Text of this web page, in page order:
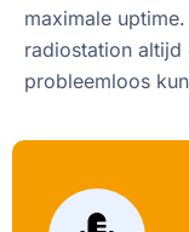
maximale
radiostation altijd
probleemloos